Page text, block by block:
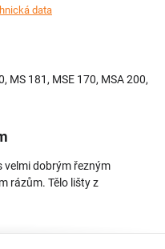
MS 181, MSE 170, MSA 200,
velmi dobrým řezným
rázům. Tělo lišty z